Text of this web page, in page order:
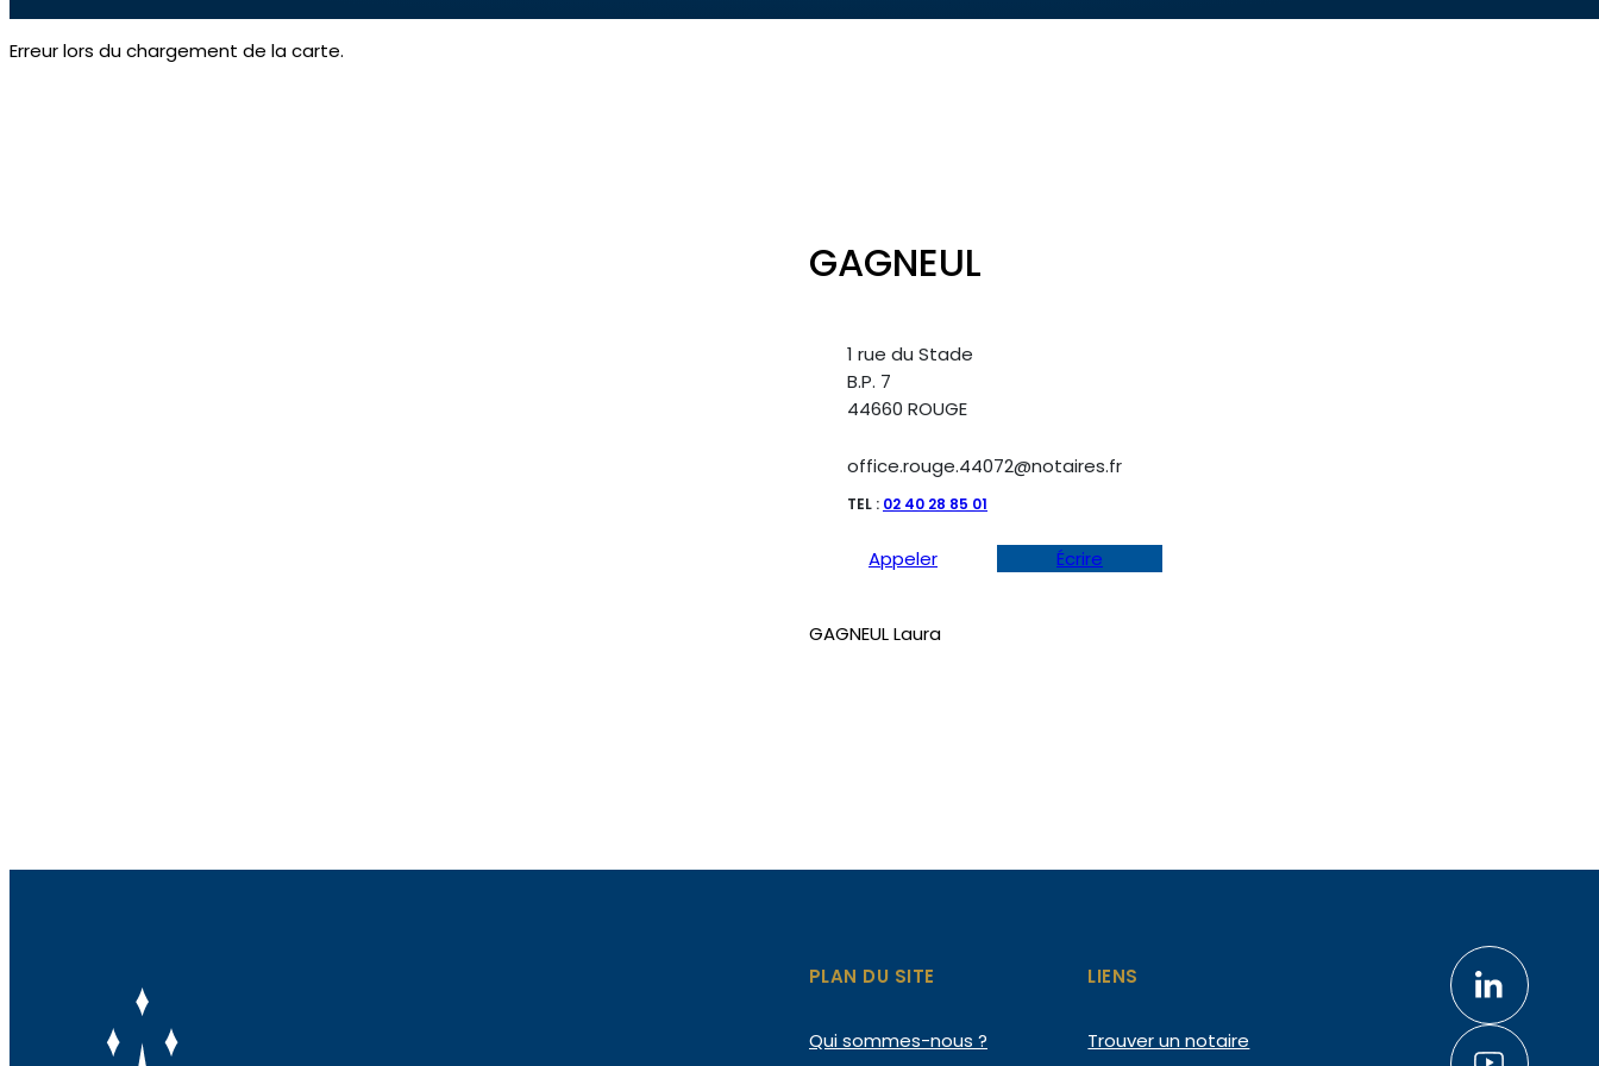
Erreur lors du chargement de la carte.
GAGNEUL
1 rue du Stade
B.P. 7
44660 ROUGE
office.rouge.44072@notaires.fr
TEL : 02 40 28 85 01
Appeler Écrire
GAGNEUL Laura
PLAN DU SITE
Quisommes-nous ?
LIENS
Trouver un notaire